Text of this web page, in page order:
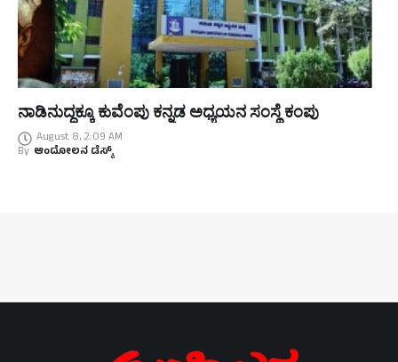
ನಾಡಿನುದ್ದಕ್ಕೂ ಕುವೆಂಪು ಕನ್ನಡ ಅಧ್ಯಯನ ಸಂಸ್ಥೆ ಕಂಪು
August 8, 2:09 AM
By ಆಂದೋಲನ ಡೆಸ್ಕ್